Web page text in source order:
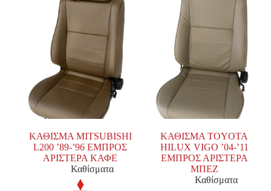
ΚΑΘΙΣΜΑ MITSUBISHI
L200 ’89-’96 ΕΜΠΡΟΣ
ΑΡΙΣΤΕΡΑ ΚΑΦΕ
Καθίσματα
ΚΑΘΙΣΜΑ TOYOTA
HILUX VIGO ’04-’11
ΕΜΠΡΟΣ ΑΡΙΣΤΕΡΑ
ΜΠΕΖ
Καθίσματα